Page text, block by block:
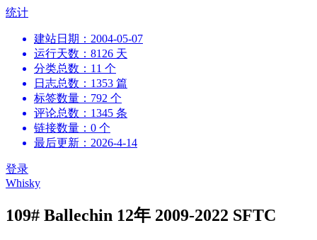
跳
统计
建站日期：2004-05-07
运行天数：8126 天
分类总数：11 个
日志总数：1353 篇
标签数量：792 个
评论总数：1345 条
链接数量：0 个
最后更新：2026-4-14
登录
Whisky
109# Ballechin 12年 2009-2022 SFTC